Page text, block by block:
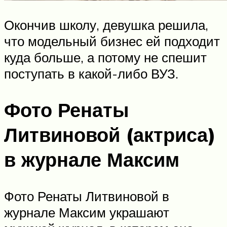
Окончив школу, девушка решила,
что модельный бизнес ей подходит
куда больше, а потому не спешит
поступать в какой-либо ВУЗ.
Фото Ренаты
Литвиновой (актриса)
в журнале Максим
Фото Ренаты Литвиновой в
журнале Максим украшают